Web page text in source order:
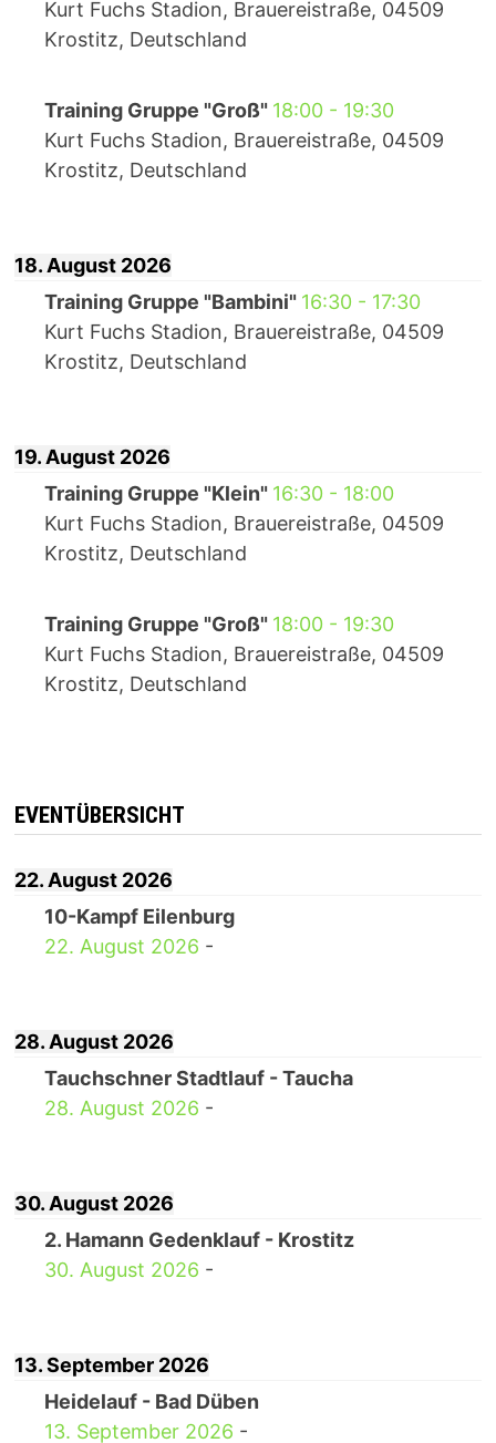
Kurt Fuchs Stadion, Brauereistraße, 04509
Krostitz, Deutschland
Training Gruppe "Groß" 18:00- 19:30
Kurt Fuchs Stadion, Brauereistraße, 04509
Krostitz, Deutschland
18. August 2026
Training Gruppe "Bambini" 16:30- 17:30
Kurt Fuchs Stadion, Brauereistraße, 04509
Krostitz, Deutschland
19. August 2026
Training Gruppe "Klein" 16:30- 18:00
Kurt Fuchs Stadion, Brauereistraße, 04509
Krostitz, Deutschland
Training Gruppe "Groß" 18:00- 19:30
Kurt Fuchs Stadion, Brauereistraße, 04509
Krostitz, Deutschland
EVENTÜBERSICHT
22. August 2026
10-Kampf Eilenburg
22. August 2026 -
28. August 2026
Tauchschner Stadtlauf - Taucha
28. August 2026 -
30. August 2026
2. Hamann Gedenklauf - Krostitz
30. August 2026 -
13. September 2026
Heidelauf - Bad Düben
13. September 2026 -